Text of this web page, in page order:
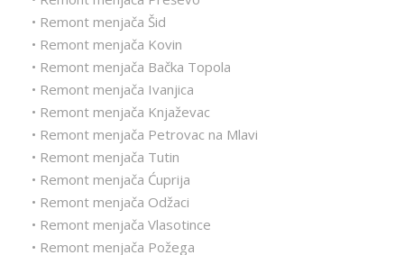
• Remont menjača Šid
• Remont menjača Kovin
• Remont menjača Bačka Topola
• Remont menjača Ivanjica
• Remont menjača Knjaževac
• Remont menjača Petrovac na Mlavi
• Remont menjača Tutin
• Remont menjača Ćuprija
• Remont menjača Odžaci
• Remont menjača Vlasotince
• Remont menjača Požega